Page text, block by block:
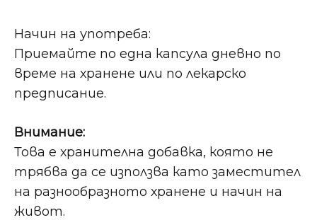
Начин на употреба:
Приемайте по една капсула дневно по
време на хранене или по лекарско
предписание.
Внимание:
Това е хранителна добавка, която не
трябва да се използва като заместител
на разнообразното хранене и начин на
живот.